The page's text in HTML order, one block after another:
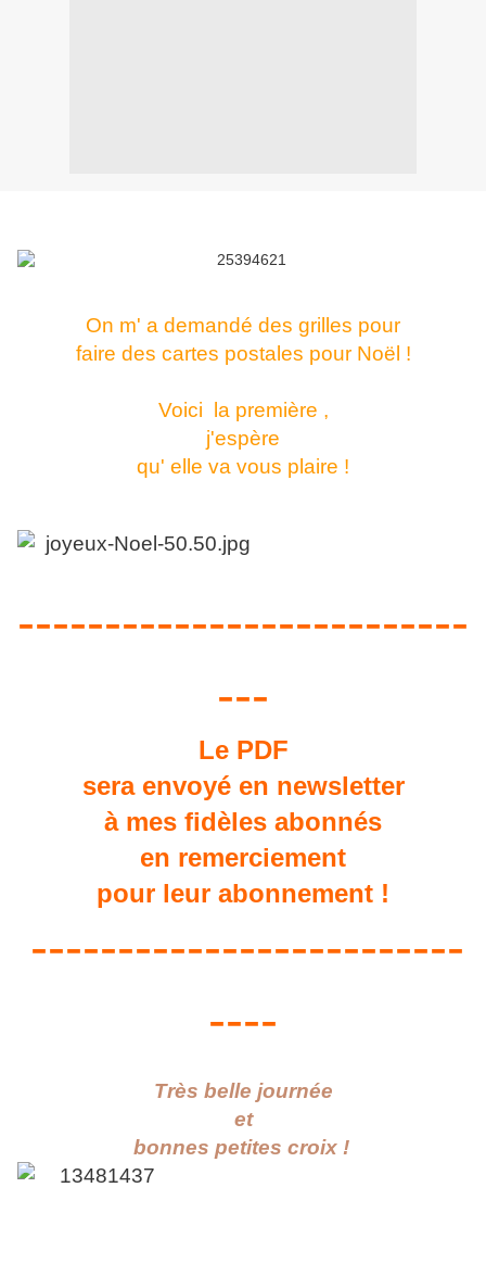
On m' a demandé des grilles pour
faire des cartes postales pour Noël !
Voici la première ,
j'espère
qu' elle va vous plaire !
--------------------------
---
Le PDF
sera envoyé en newsletter
à mes fidèles abonnés
en remerciement
pour leur abonnement !
-------------------------
----
Très belle journée
et
bonnes petites croix !